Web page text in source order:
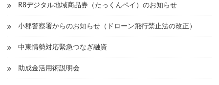
シ
ョ
ン
R8デジタル地域商品券（たっくんペイ）のお知らせ
小郡警察署からのお知らせ（ドローン飛行禁止法の改正）
中東情勢対応緊急つなぎ融資
助成金活用術説明会